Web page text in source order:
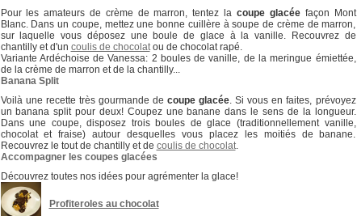
Pour les amateurs de crème de marron, tentez la coupe glacéefaçon Mont
Blanc. Dans un coupe, mettez une bonne cuillère à soupe de crème de marron,
sur laquelle vous déposez une boule de glace à la vanille. Recouvrez de
chantilly et d'un coulis de chocolatou de chocolat rapé.
Variante Ardéchoise de Vanessa: 2 boules de vanille, de la meringue émiettée,
de la crème de marron et de la chantilly...
Banana Split
Voilà une recette très gourmande de coupe glacée. Si vous en faites, prévoyez
un banana split pour deux! Coupez une banane dans le sens de la longueur.
Dans une coupe, disposez trois boules de glace (traditionnellement vanille,
chocolat et fraise) autour desquelles vous placez les moitiés de banane.
Recouvrez le tout de chantilly et de coulis de chocolat.
Accompagner les coupes glacées
Découvrez toutes nos idées pour agrémenter la glace!
Profiteroles au chocolat